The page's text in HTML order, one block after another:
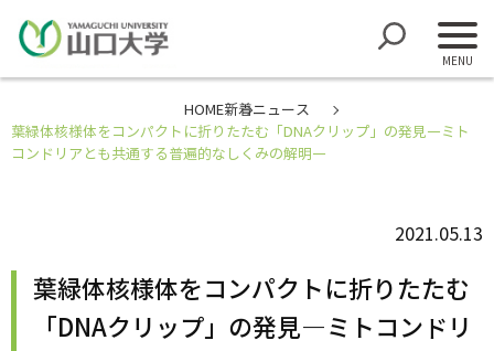
HOME新着ニュース
葉緑体核様体をコンパクトに折りたたむ「DNAクリップ」の発見―ミト
コンドリアとも共通する普遍的なしくみの解明―
2021.05.13
葉緑体核様体をコンパクトに折りたたむ
「DNAクリップ」の発見―ミトコンドリ